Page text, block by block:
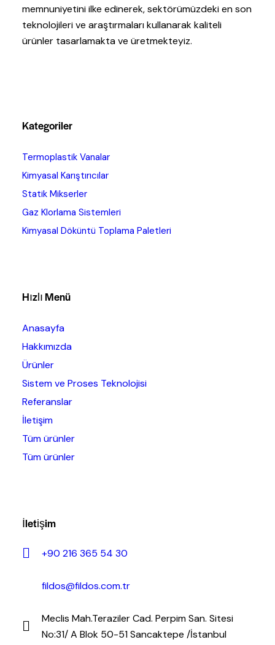
memnuniyetini ilke edinerek, sektörümüzdeki en son
teknolojileri ve araştırmaları kullanarak kaliteli
ürünler tasarlamakta ve üretmekteyiz.
Kategoriler
Termoplastik Vanalar
Kimyasal Karıştırıcılar
Statik Mikserler
Gaz Klorlama Sistemleri
Kimyasal Döküntü Toplama Paletleri
Hızlı Menü
Anasayfa
Hakkımızda
Ürünler
Sistem ve Proses Teknolojisi
Referanslar
İletişim
Tüm ürünler
Tüm ürünler
İletişim
+90 216 365 54 30
fildos@fildos.com.tr
Meclis Mah.Teraziler Cad. Perpim San. Sitesi
No:31/ A Blok 50-51 Sancaktepe /İstanbul